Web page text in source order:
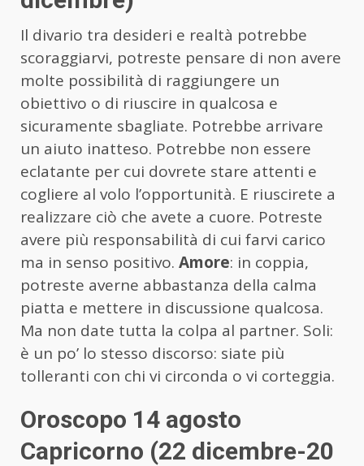
Il divario tra desideri e realtà potrebbe
scoraggiarvi, potreste pensare di non avere
molte possibilità di raggiungere un
obiettivo o di riuscire in qualcosa e
sicuramente sbagliate. Potrebbe arrivare
un aiuto inatteso. Potrebbe non essere
eclatante per cui dovrete stare attenti e
cogliere al volo l’opportunità. E riuscirete a
realizzare ciò che avete a cuore. Potreste
avere più responsabilità di cui farvi carico
ma in senso positivo. Amore: in coppia,
potreste averne abbastanza della calma
piatta e mettere in discussione qualcosa.
Ma non date tutta la colpa al partner. Soli:
è un po’ lo stesso discorso: siate più
tolleranti con chi vi circonda o vi corteggia.
Oroscopo 14 agosto
Capricorno (22 dicembre-20